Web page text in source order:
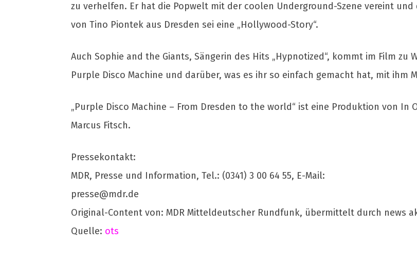
zu verhelfen. Er hat die Popwelt mit der coolen Underground-Szene vereint und
von Tino Piontek aus Dresden sei eine „Hollywood-Story“.
Auch Sophie and the Giants, Sängerin des Hits „Hypnotized“, kommt im Film
Purple Disco Machine und darüber, was es ihr so einfach gemacht hat, mit ihm
„Purple Disco Machine – From Dresden to the world“ ist eine Produktion von In
Marcus Fitsch.
Pressekontakt:
MDR, Presse und Information, Tel.: (0341) 3 00 64 55, E-Mail:
presse@mdr.de
Original-Content von: MDR Mitteldeutscher Rundfunk, übermittelt durch news
Quelle: ots